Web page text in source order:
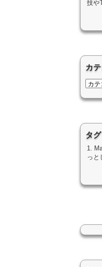
技や
カ
タ
1.
っと